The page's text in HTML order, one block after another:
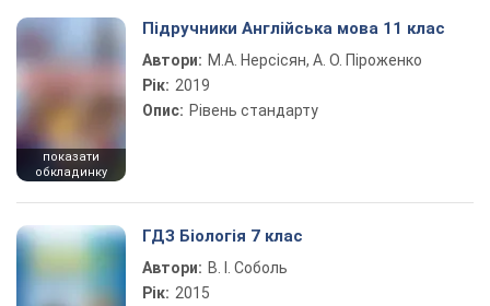
показати
обкладинку
Підручники Англійська мова 11 клас
Автори: М.А. Нерсісян, А. О. Піроженко
Рік: 2019
Опис: Рівень стандарту
ГДЗ Біологія 7 клас
Автори: В. І. Соболь
Рік: 2015